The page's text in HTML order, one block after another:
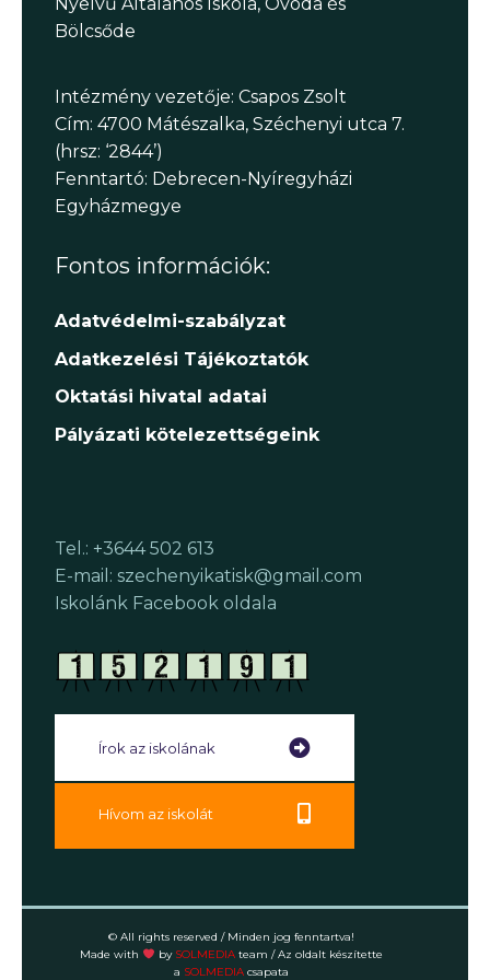
Bölcsőde
Intézmény vezetője: Csapos Zsolt
Cím: 4700 Mátészalka, Széchenyi utca 7.
(hrsz: ‘2844’)
Fenntartó: Debrecen-Nyíregyházi
Egyházmegye
Fontos információk:
Adatvédelmi-szabályzat
Adatkezelési Tájékoztatók
Oktatási hivatal adatai
Pályázati kötelezettségeink
Tel.: +3644 502 613
E-mail: szechenyikatisk@gmail.com
Iskolánk Facebook oldala
Írok az iskolának
Hívom az iskolát
© All rights reserved / Minden jog fenntartva!
Made with
by SOLMEDIAteam / Az oldalt készítette
a SOLMEDIA csapata